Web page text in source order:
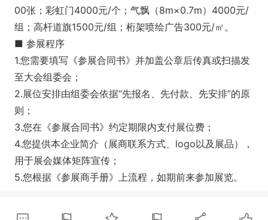
00张；彩虹门4000元/个；气飘（8m×0.7m）4000元/
组；高杆道旗1500元/组；桁架喷绘广告300元/㎡。
■ 参展程序
1.您需要填写《参展合同书》并加盖公章后传真或扫描发
至大会组委会；
2.展位安排由组委会依据“先报名、先付款、先安排”的原
则；
3.您在《参展合同书》约定期限内支付展位费；
4.您提供本企业简介（展商联系方式、logo以及展品），
用于展会媒体矩阵宣传；
5.您根据《参展商手册》上流程，如期前来参加展览。